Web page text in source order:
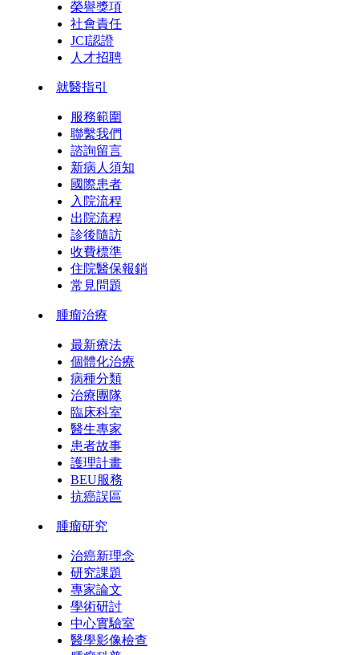
榮譽獎項
社會責任
JCI認證
人才招聘
就醫指引
服務範圍
聯繫我們
諮詢留言
新病人須知
國際患者
入院流程
出院流程
診後隨訪
收費標準
住院醫保報銷
常見問題
腫瘤治療
最新療法
個體化治療
病種分類
治療團隊
臨床科室
醫生專家
患者故事
護理計畫
BEU服務
抗癌誤區
腫瘤研究
治癌新理念
研究課題
專家論文
學術研討
中心實驗室
醫學影像檢查